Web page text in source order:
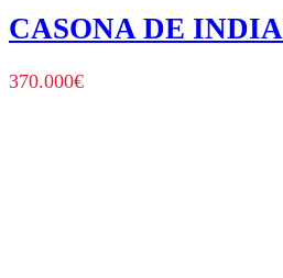
CASONA DE
370.000€